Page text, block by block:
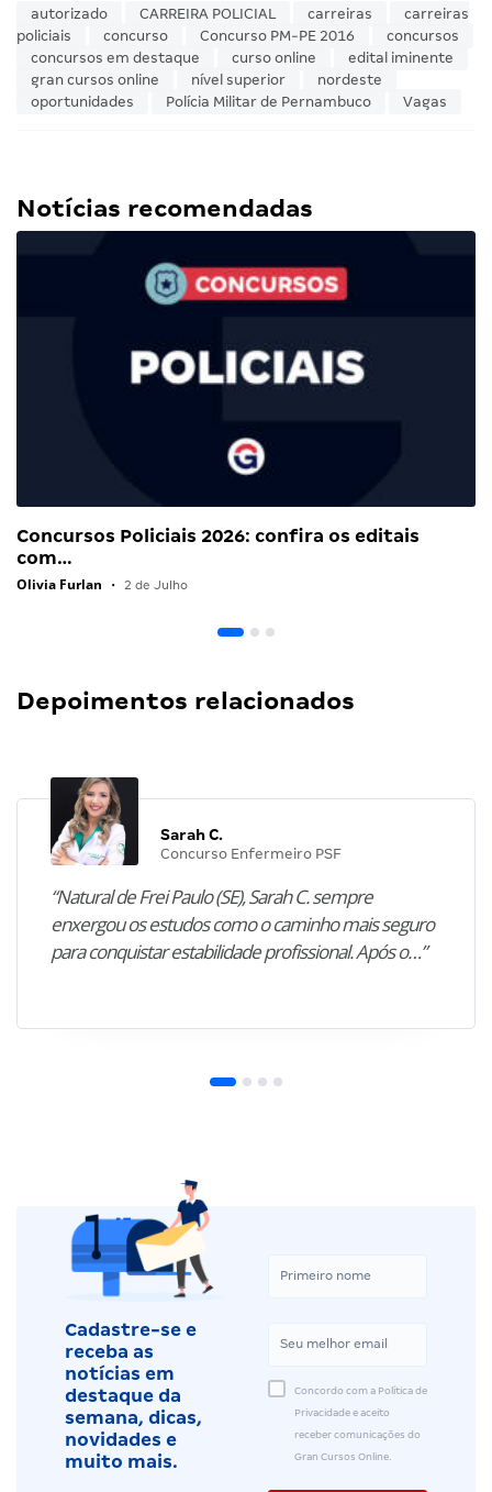
autorizado CARREIRA POLICIAL carreiras
carreiras
policiais
concurso Concurso PM-PE 2016
concursos
concursos em destaque
curso online
edital iminente
gran cursos online
nível superior
nordeste
oportunidades
Polícia Militar de Pernambuco Vagas
Notícias recomendadas
Concursos Policiais 2026: confira os editais
com…
Olivia Furlan • 2 de Julho
Depoimentos relacionados
Sarah C.
Concurso Enfermeiro PSF
“Natural de Frei Paulo (SE), Sarah C. sempre
enxergou os estudos como o caminho mais seguro
para conquistar estabilidade profissional. Após o…”
Cadastre-se e
receba as
notícias em
destaque da
semana, dicas,
novidades e
muito mais.
Concordo com a Política de
Privacidade e aceito
receber comunicações do
Gran Cursos Online.